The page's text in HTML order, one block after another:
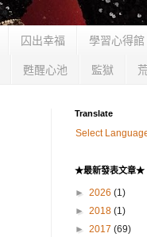
囚出幸福 學習心得館
甦醒心池 監獄
Translate
Select
★最新發表文章★
► 2026 (1)
► 2018 (1)
► 2017 (69)